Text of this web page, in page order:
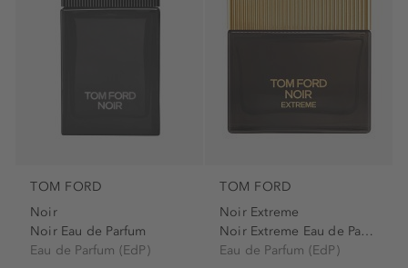
TOM FORD
Noir
Noir Eau de Parfum
Eau de Parfum (EdP)
TOM FORD
Noir Extreme
Noir Extreme Eau de Parfum
Eau de Parfum (EdP)